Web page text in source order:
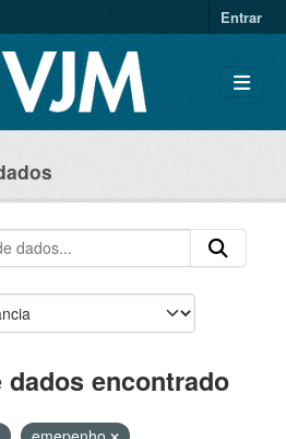
Entrar
encontrado